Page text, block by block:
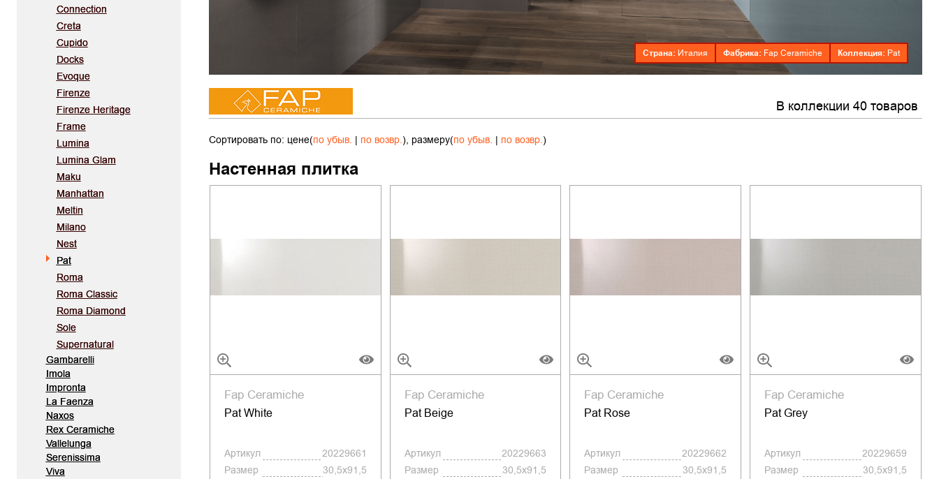
Connection
Creta
Cupido
Docks
Evoque
Firenze
Firenze Heritage
Frame
Lumina
Lumina Glam
Maku
Manhattan
Meltin
Milano
Nest
Pat
Roma
Roma Classic
Roma Diamond
Sole
Supernatural
Gambarelli
Imola
Impronta
La Faenza
Naxos
Rex Ceramiche
Vallelunga
Serenissima
Viva
Страна: Италия Фабрика: Fap Ceramiche Коллекция: Pat
В коллекции 40 товаров
Сортировать по: цене(по убыв. | по возвр.), размеру(по убыв. | по возвр.)
Настенная плитка
Fap Ceramiche
Pat White
Артикул
20229661
Размер
30,5x91,5
Fap Ceramiche
Pat Beige
Артикул
20229663
Размер
30,5x91,5
Fap Ceramiche
Pat Rose
Артикул
20229662
Размер
30,5x91,5
Fap Ceramiche
Pat Grey
Артикул
20229659
Размер
30,5x91,5